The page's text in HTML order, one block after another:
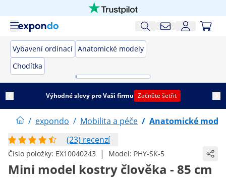
Vybavení ordinací Anatomické modely
Chodítka
Výhodné slevy pro Vaši firmu Začněte šetřit
/ expondo / Mobilita a péče / Anatomické
(23) recenzí
Číslo položky: EX10040243 | Model: PHY-SK-5
Mini model kostry člověka - 85 cm